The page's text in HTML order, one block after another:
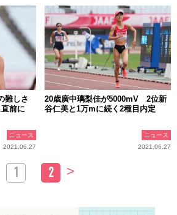
難しさ
前に
ニュース
2021.06.27
20歳廣中璃梨佳が5000mV 2位新
谷仁美と1万mに続く2種目内定
ニュース
2021.06.27
1 2 >